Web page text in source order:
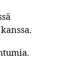
kanssa.